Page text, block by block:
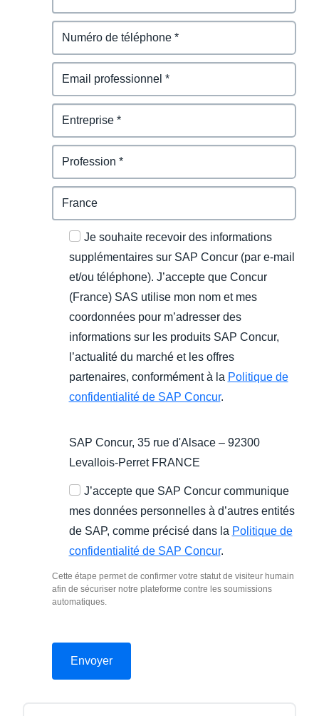
Je souhaite recevoir des informations
supplémentaires sur SAP Concur (par e-mail
et/ou téléphone). J’accepte que Concur
(France) SAS utilise mon nom et mes
coordonnées pour m’adresser des
informations sur les produits SAP Concur,
l’actualité du marché et les offres
partenaires, conformément à la Politique de
confidentialité de SAP Concur.
SAP Concur, 35 rue d'Alsace – 92300
Levallois-Perret FRANCE
J’accepte que SAP Concur communique
mes données personnelles à d’autres entités
de SAP, comme précisé dans la Politique de
confidentialité de SAP Concur.
Cette étape permet de confirmer votre statut de visiteur humain
afin de sécuriser notre plateforme contre les soumissions
automatiques.